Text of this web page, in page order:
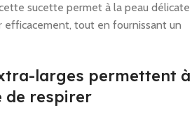
sucette permet à la peau délicate
tout en fournissant un
larges permettent à
de respirer